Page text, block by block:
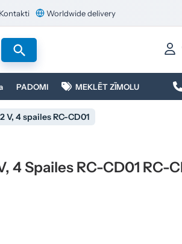
Kontakti Worldwide delivery
PADOMI MEKLĒT ZĪMOLU
V, 4 spailes RC-CD01
4 Spailes RC-CD01 RC-